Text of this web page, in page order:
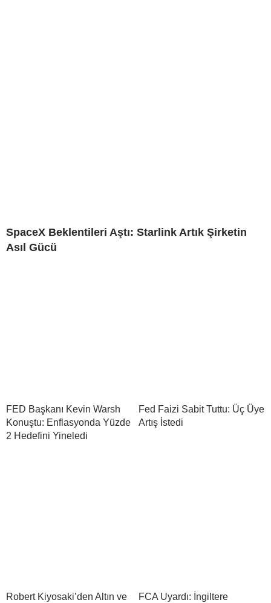
SpaceX Beklentileri Aştı: Starlink Artık Şirketin
Asıl Gücü
FED Başkanı Kevin Warsh
Konuştu: Enflasyonda Yüzde
2 Hedefini Yineledi
Fed Faizi Sabit Tuttu: Üç Üye
Artış İstedi
Robert Kiyosaki’den Altın ve
FCA Uyardı: İngiltere